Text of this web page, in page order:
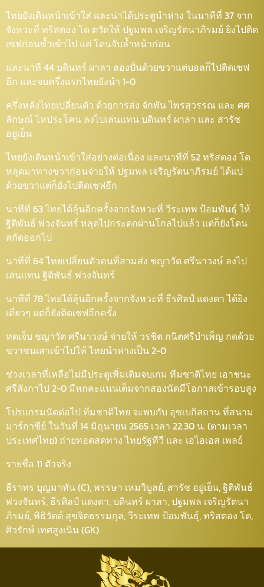
ไทยยังเดินหน้าเข้าใส่ และน่าได้ประตูนำห่าง ในนาทีที่ 37 จาก
จังหวะที่ ทริสตอง โด ตวัดให้ ปฐมพล เจริญรัตนาภิรมย์ ยิงไปติด
เซฟก่อนซ้ำเข้าไป แต่ โดนจับล้ำหน้าก่อน
และนาที 44 บดินทร์ ผาลา ลองปั่นด้วยขวาแต่บอลก็ไปติดเซฟ
อีก และจบครึ่งแรกไทยยังนำ 1-0
ครึ่งหลังไทยเปลี่ยนตัว ด้วยการส่ง จักพัน ไพรสุวรรณ และ ศศ
ลักษณ์ ไหประโคน ลงไปเล่นแทน บดินทร์ ผาลา และ สารัช
อยู่เย็น
ไทยยังเดินหน้าเข้าใส่อย่างต่อเนื่อง และนาทีที่ 52 ทริสตอง โด
หลุดมาทางขวาก่อนจ่ายให้ ปฐมพล เจริญรัตนาภิรมย์ ได้แป
ด้วยขวาแต่ก็ยังไปติดเซฟอีก
นาทีที่ 63 ไทยได้ลุ้นอีกครั้งจากจังหวะที่ วีระเทพ ป้อมพันธุ์ ให้
ฐิติพันธ์ พ่วงจันทร์ หลุดไปกระดกผ่านโกลไปแล้ว แต่ก็ยังโดน
สกัดออกไป
นาทีที่ 64 ไทยเปลี่ยนตัวคนที่สามส่ง ชญาวัต ศรีนาวงษ์ ลงไป
เล่นแทน ฐิติพันธ์ พ่วงจันทร์
นาทีที่ 78 ไทยได้ลุ้นอีกครั้งจากจังหวะที่ ธีรศิลป์ แดงดา ได้ยิง
เดี่ยวๆ แต่ก็ยังติดเซฟอีกครั้ง
ทดเจ็บ ชญาวัต ศรีนาวงษ์ จ่ายให้ วรชิต กนิตศรีบำเพ็ญ กดด้วย
ขวาชนเสาเข้าไปให้ ไทยนำห่างเป็น 2-0
ช่วงเวลาที่เหลือไม่มีประตูเพิ่มเติมจบเกม ทีมชาติไทย เอาชนะ
ศรีลังกาไป 2-0 มีหกคะแนนเต็มจากสองนัดมีโอกาสเข้ารอบสูง
โปรแกรมนัดต่อไป ทีมชาติไทย จะพบกับ อุซเบกิสถาน ที่สนาม
มาร์กาซีย์ ในวันที่ 14 มิถุนายน 2565 เวลา 22.30 น. (ตามเวลา
ประเทศไทย) ถ่ายทอดสดทาง ไทยรัฐทีวี และ เอไอเอส เพลย์
รายชื่อ 11 ตัวจริง
ธีราทร บุญมาทัน (C), พรรษา เหมวิบูลย์, สารัช อยู่เย็น, ฐิติพันธ์
พ่วงจันทร์, ธีรศิลป์ แดงดา, บดินทร์ ผาลา, ปฐมพล เจริญรัตนา
ภิรมย์, พิธิวัตต์ สุขจิตธรรมกุล, วีระเทพ ป้อมพันธุ์, ทริสตอง โด,
ศิวรักษ์ เทศสูงเนิน (GK)